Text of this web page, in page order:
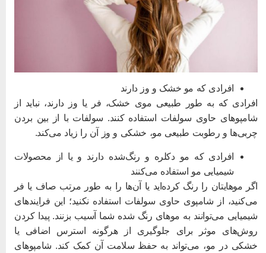
افرادی که مو خشک و وز دارند
که به طور طبیعی موی خشک، فر یا وز دارند، نباید از
حاوی سولفات استفاده کنند. سولفات با از بین بردن
و رطوبت طبیعی مو، خشکی و وز آن را زیاد ‌می‌کند.
افرادی که مو دکلره و رنگ‌شده دارند و یا از محصولات
شیمیایی مو استفاده می‌کنند
موهایتان را رنگ کرده‌اید یا آن‌ها را به طور مرتب صاف یا فر
از شامپوی حاوی سولفات استفاده نکنید؛ این فرایندهای
می‌توانند به موهای رنگ شده شما آسیب بزنند. پیدا کردن
موثر برای جلوگیری از هرگونه استرس اضافی یا
در مو، می‌تواند به حفظ سلامت آن کمک کند‌. شامپوهای